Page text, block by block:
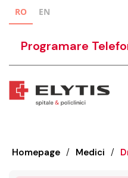
RO EN
Programare
Homepage / Medici /